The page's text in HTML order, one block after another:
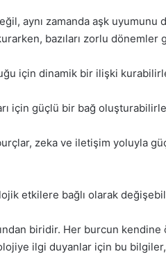
aynı zamanda aşk uyumunu
bazıları zorlu dönemler
için dinamik bir ilişki
için güçlü bir bağ
zeka ve iletişim yoluyla
etkilere bağlı olarak
biridir. Her burcun kendine
ilgi duyanlar için bu